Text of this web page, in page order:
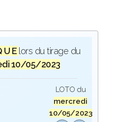
U E lors du tirage du
10/05/2023
LOTO du
mercredi
10/05/2023